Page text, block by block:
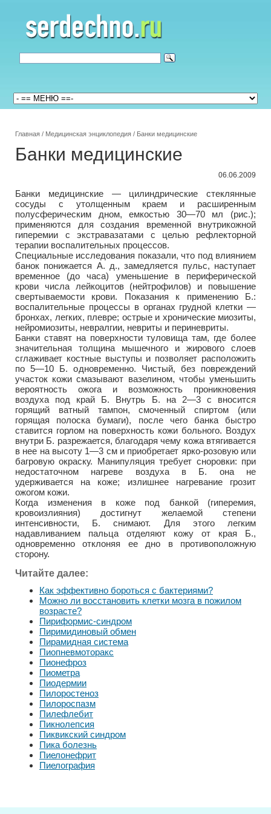
Главная / Медицинская энциклопедия / Банки медицинские
Банки медицинские
06.06.2009
Банки медицинские — цилиндрические стеклянные
сосуды с утолщенным краем и расширенным
полусферическим дном, емкостью 30—70 мл (рис.);
применяются для создания временной внутрикожной
гиперемии с экстравазатами с целью рефлекторной
терапии воспалительных процессов.
Специальные исследования показали, что под влиянием
банок понижается А. д., замедляется пульс, наступает
временное (до часа) уменьшение в периферической
крови числа лейкоцитов (нейтрофилов) и повышение
свертываемости крови. Показания к применению Б.:
воспалительные процессы в органах грудной клетки —
бронхах, легких, плевре; острые и хронические миозиты,
нейромиозиты, невралгии, невриты и периневриты.
Банки ставят на поверхности туловища там, где более
значительная толщина мышечного и жирового слоев
сглаживает костные выступы и позволяет расположить
по 5—10 Б. одновременно. Чистый, без повреждений
участок кожи смазывают вазелином, чтобы уменьшить
вероятность ожога и возможность проникновения
воздуха под край Б. Внутрь Б. на 2—3 с вносится
горящий ватный тампон, смоченный спиртом (или
горящая полоска бумаги), после чего банка быстро
ставится горлом на поверхность кожи больного. Воздух
внутри Б. разрежается, благодаря чему кожа втягивается
в нее на высоту 1—3 см и приобретает ярко-розовую или
багровую окраску. Манипуляция требует сноровки: при
недостаточном нагреве воздуха в Б. она не
удерживается на коже; излишнее нагревание грозит
ожогом кожи.
Когда изменения в коже под банкой (гиперемия,
кровоизлияния) достигнут желаемой степени
интенсивности, Б. снимают. Для этого легким
надавливанием пальца отделяют кожу от края Б.,
одновременно отклоняя ее дно в противоположную
сторону.
Читайте далее:
Как эффективно бороться с бактериями?
Можно ли восстановить клетки мозга в пожилом
возрасте?
Пириформис-синдром
Пиримидиновый обмен
Пирамидная система
Пиопневмоторакс
Пионефроз
Пиометра
Пиодермии
Пилоростеноз
Пилороспазм
Пилефлебит
Пикнолепсия
Пиквикский синдром
Пика болезнь
Пиелонефрит
Пиелография